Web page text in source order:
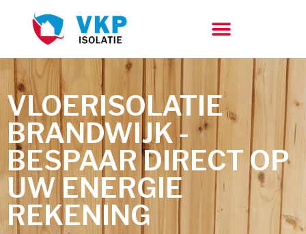
VLOERISOLATIE
BRANDWIJK -
BESPAAR DIRECT OP
UW ENERGIE
REKENING